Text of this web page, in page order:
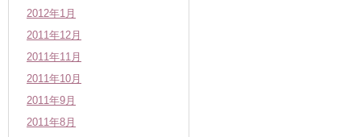
2012年1月
2011年12月
2011年11月
2011年10月
2011年9月
2011年8月